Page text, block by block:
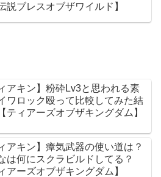
説ブレスオブザワイルド】
アキン】粉砕Lv3と思われる素
ワロック殴って比較してみた結
ティアーズオブザキングダム】
アキン】瘴気武器の使い道は？
は何にスクラビルドしてる？
アーズオブザキングダム】